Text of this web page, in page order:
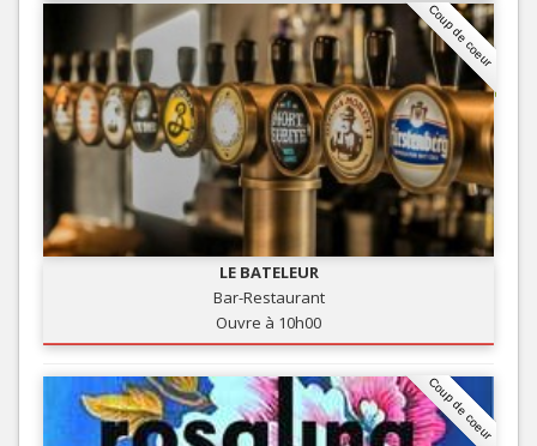
Coup de coeur
LE BATELEUR
Bar-Restaurant
Ouvre à 10h00
Coup de coeur